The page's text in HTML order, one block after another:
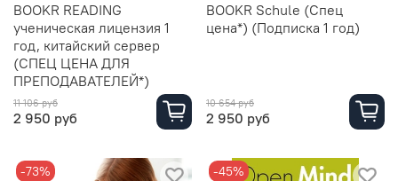
BOOKR READING
ученическая лицензия 1
год, китайский сервер
(СПЕЦ ЦЕНА ДЛЯ
ПРЕПОДАВАТЕЛЕЙ*)
11 106 руб
2 950 руб
BOOKR Schule (Спец
цена*) (Подписка 1 год)
10 654 руб
2 950 руб
-73% -45%